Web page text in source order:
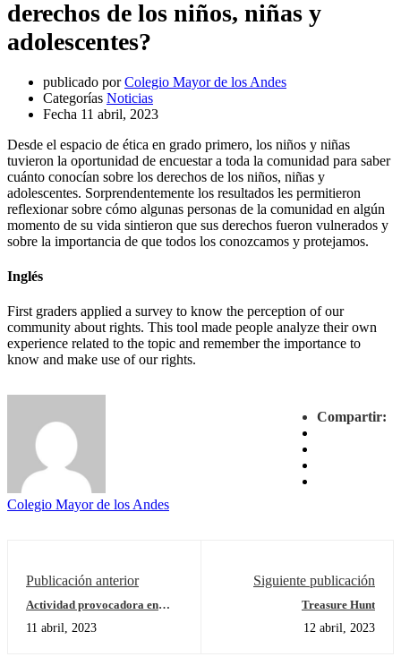
derechos de los niños, niñas y
adolescentes?
publicado por Colegio Mayor de los Andes
Categorías Noticias
Fecha 11 abril, 2023
Desde el espacio de ética en grado primero, los niños y niñas
tuvieron la oportunidad de encuestar a toda la comunidad para saber
cuánto conocían sobre los derechos de los niños, niñas y
adolescentes. Sorprendentemente los resultados les permitieron
reflexionar sobre cómo algunas personas de la comunidad en algún
momento de su vida sintieron que sus derechos fueron vulnerados y
sobre la importancia de que todos los conozcamos y protejamos.
Inglés
First graders applied a survey to know the perception of our
community about rights. This tool made people analyze their own
experience related to the topic and remember the importance to
know and make use of our rights.
Compartir:
Colegio Mayor de los Andes
Publicación anterior
Actividad provocadora en
planet"
11 abril, 2023
Siguiente publicación
Treasure Hunt
12 abril, 2023